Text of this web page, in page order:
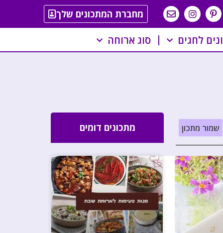
מחברת המתכונים שלך
לחגים סוג ארוחה
שמור מתכון מתכונים דומים